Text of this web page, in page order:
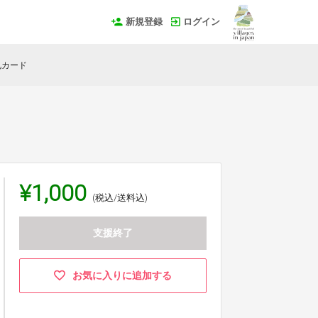
新規登録 ログイン
ード
¥1,000 (税込/送料込)
支援終了
お気に入りに追加する